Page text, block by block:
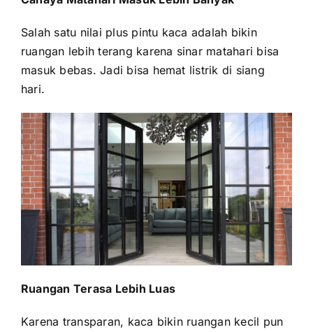
Salah satu nilai plus pintu kaca adalah bikin
ruangan lebih terang karena sinar matahari bisa
masuk bebas. Jadi bisa hemat listrik di siang
hari.
Ruangan Terasa Lebih Luas
Karena transparan, kaca bikin ruangan kecil pun